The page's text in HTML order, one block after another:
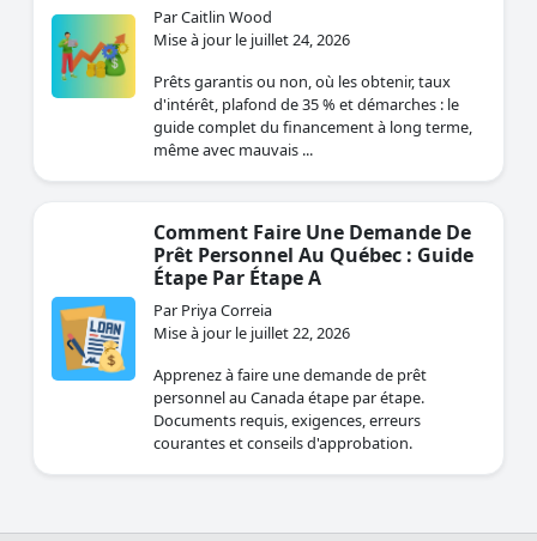
Par Caitlin Wood
Mise à jour le juillet 24, 2026
Prêts garantis ou non, où les obtenir, taux
d'intérêt, plafond de 35 % et démarches : le
guide complet du financement à long terme,
même avec mauvais ...
Comment Faire Une Demande De
Prêt Personnel Au Québec : Guide
Étape Par Étape A
Par Priya Correia
Mise à jour le juillet 22, 2026
Apprenez à faire une demande de prêt
personnel au Canada étape par étape.
Documents requis, exigences, erreurs
courantes et conseils d'approbation.